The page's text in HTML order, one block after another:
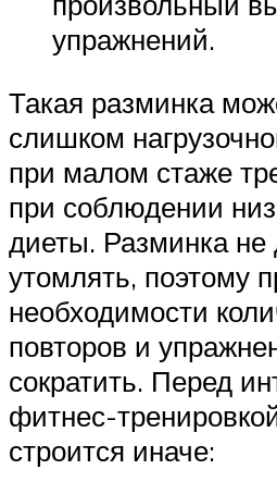
упражнений.
Такая разминка
слишком
при малом стаже
при соблюдении
диеты. Разминка не
утомлять, поэтому
необходимости
повторов и
сократить. Перед
фитнес-
строится иначе: